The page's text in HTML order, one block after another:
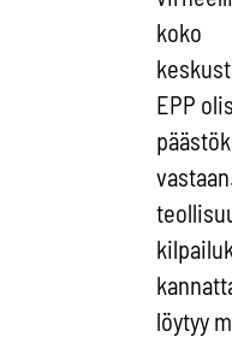
koko
EPP
löytyy